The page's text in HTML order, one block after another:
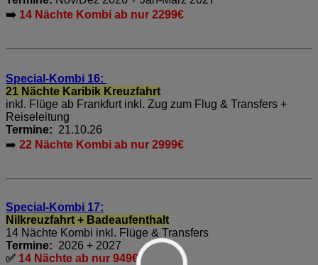
➡️ 14 Nächte Kombi ab nur 2299€
Special-Kombi 16:
21 Nächte Karibik Kreuzfahrt
inkl. Flüge ab Frankfurt inkl. Zug zum Flug & Transfers +
Reiseleitung
Termine: 21.10.26
➡️ 22 Nächte Kombi ab nur 2999€
Special-Kombi 17:
Nilkreuzfahrt + Badeaufenthalt
14 Nächte Kombi inkl. Flüge & Transfers
Termine: 2026 + 2027
✅ 14 Nächte ab nur 949€